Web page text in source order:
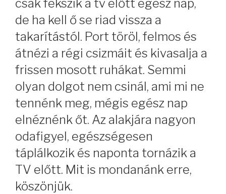
csak fekszik a tv előtt egész nap,
de ha kell ő se riad vissza a
takarítástól. Port töröl, felmos és
átnézi a régi csizmáit és kivasalja a
frissen mosott ruhákat. Semmi
olyan dolgot nem csinál, ami mi ne
tennénk meg, mégis egész nap
elnéznénk őt. Az alakjára nagyon
odafigyel, egészségesen
táplálkozik és naponta tornázik a
TV előtt. Mit is mondanánk erre,
köszönjük.